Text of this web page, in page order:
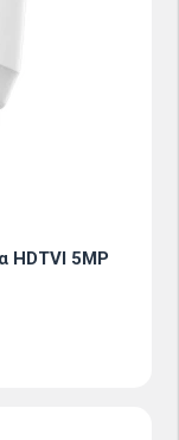
HDTVI 5MP